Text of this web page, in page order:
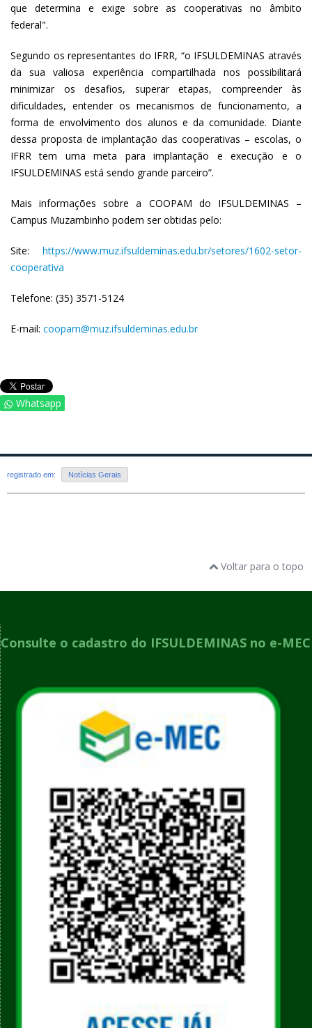
que determina e exige sobre as cooperativas no âmbito
federal".
Segundo os representantes do IFRR, “o IFSULDEMINAS através
da sua valiosa experiência compartilhada nos possibilitará
minimizar os desafios, superar etapas, compreender às
dificuldades, entender os mecanismos de funcionamento, a
forma de envolvimento dos alunos e da comunidade. Diante
dessa proposta de implantação das cooperativas – escolas, o
IFRR tem uma meta para implantação e execução e o
IFSULDEMINAS está sendo grande parceiro”.
Mais informações sobre a COOPAM do IFSULDEMINAS –
Campus Muzambinho podem ser obtidas pelo:
Site: https://www.muz.ifsuldeminas.edu.br/setores/1602-setor-
cooperativa
Telefone: (35) 3571-5124
E-mail: coopam@muz.ifsuldeminas.edu.br
Whatsapp
registrado em: Notícias Gerais
Voltar para o topo
Consulte o cadastro do IFSULDEMINAS no e-MEC